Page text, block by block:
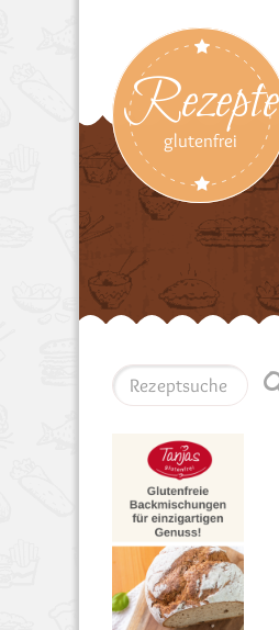
Rezepte
glutenfrei